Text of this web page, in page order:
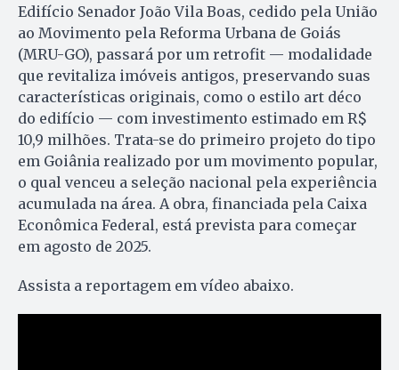
Edifício Senador João Vila Boas, cedido pela União
ao Movimento pela Reforma Urbana de Goiás
(MRU-GO), passará por um retrofit — modalidade
que revitaliza imóveis antigos, preservando suas
características originais, como o estilo art déco
do edifício — com investimento estimado em R$
10,9 milhões. Trata-se do primeiro projeto do tipo
em Goiânia realizado por um movimento popular,
o qual venceu a seleção nacional pela experiência
acumulada na área. A obra, financiada pela Caixa
Econômica Federal, está prevista para começar
em agosto de 2025.
Assista a reportagem em vídeo abaixo.